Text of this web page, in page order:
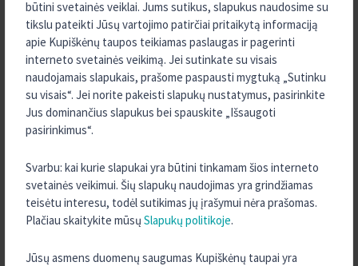
būtini svetainės veiklai. Jums sutikus, slapukus naudosime su
tikslu pateikti Jūsų vartojimo patirčiai pritaikytą informaciją
apie Kupiškėnų taupos teikiamas paslaugas ir pagerinti
interneto svetainės veikimą. Jei sutinkate su visais
naudojamais slapukais, prašome paspausti mygtuką „Sutinku
su visais“. Jei norite pakeisti slapukų nustatymus, pasirinkite
Jus dominančius slapukus bei spauskite „Išsaugoti
pasirinkimus“.
Svarbu: kai kurie slapukai yra būtini tinkamam šios interneto
svetainės veikimui. Šių slapukų naudojimas yra grindžiamas
teisėtu interesu, todėl sutikimas jų įrašymui nėra prašomas.
Plačiau skaitykite mūsų Slapukų politikoje.
Jūsų asmens duomenų saugumas Kupiškėnų taupai yra
2024 m. Lapkritis
2024 m. Spalis
2024 m. Rugsėjis
2024 m. Rugpjūtis
2024 m. Liepa
2024 m. Gegužė
2024 m. Kovas
2023 m. Rugpjūtis
2023 m. Vasaris
2023 m. Sausis